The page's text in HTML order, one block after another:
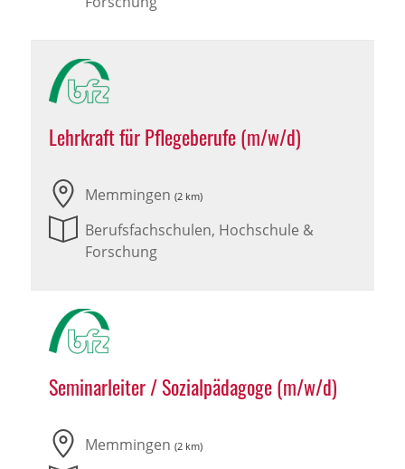
Lehrkraft für Pflegeberufe (m/w/d)
Memmingen (2 km)
Berufsfachschulen, Hochschule &
Forschung
Seminarleiter / Sozialpädagoge (m/w/d)
Memmingen (2 km)